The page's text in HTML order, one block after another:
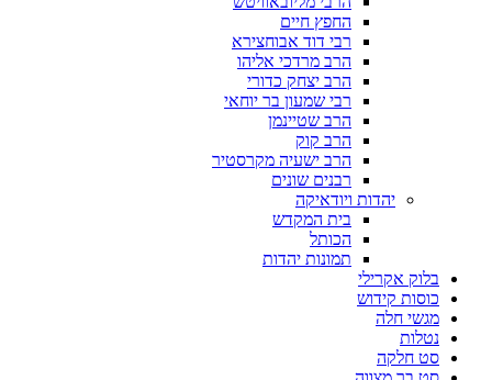
החפץ חיים
רבי דוד אבוחצירא
הרב מרדכי אליהו
הרב יצחק כדורי
רבי שמעון בר יוחאי
הרב שטיינמן
הרב קוק
הרב ישעיה מקרסטיר
רבנים שונים
יהדות ויודאיקה
בית המקדש
הכותל
תמונות יהדות
בלוק אקרילי
כוסות קידוש
מגשי חלה
נטלות
סט חלקה